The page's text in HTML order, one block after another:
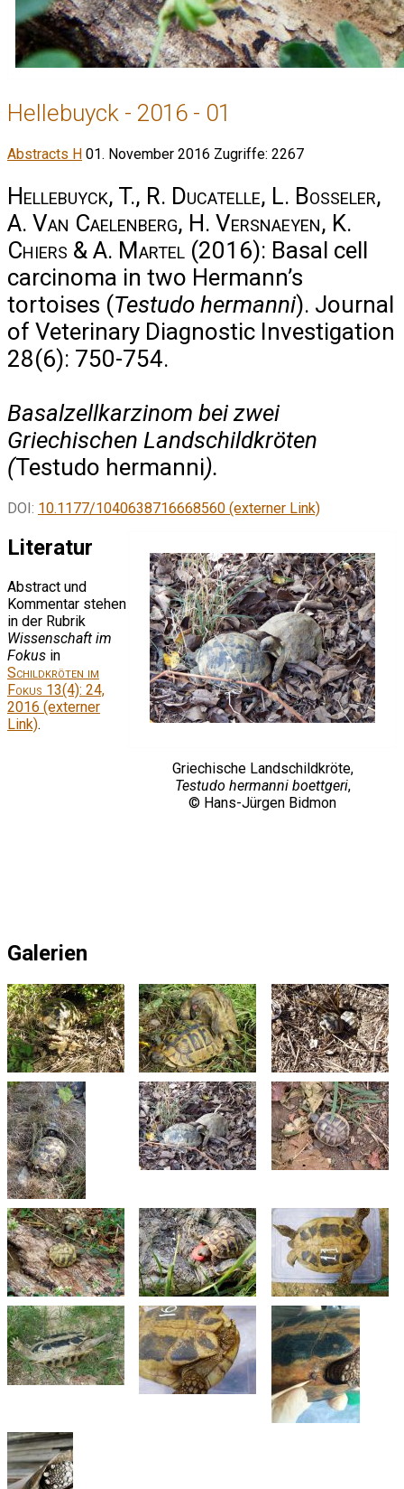
Hellebuyck - 2016 - 01
Abstracts H 01. November 2016 Zugriffe: 2267
Hellebuyck, T., R. Ducatelle, L. Bosseler,
A. Van Caelenberg, H. Versnaeyen, K.
Chiers & A. Martel (2016): Basal cell
carcinoma in two Hermann’s
tortoises (Testudo hermanni). Journal
of Veterinary Diagnostic Investigation
28(6): 750-754.
Basalzellkarzinom bei zwei
Griechischen Landschildkröten
(Testudo hermanni).
DOI: 10.1177/1040638716668560 (externer Link)
Griechische Landschildkröte,
Testudo hermanni boettgeri,
© Hans-Jürgen Bidmon
Literatur
Abstract und
Kommentar stehen
in der Rubrik
Wissenschaft im
Fokus in
Schildkröten im
Fokus 13(4): 24,
2016 (externer
Link).
Galerien